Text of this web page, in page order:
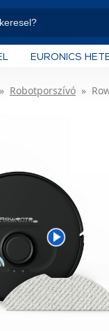
EURONICS
Robotporszívó